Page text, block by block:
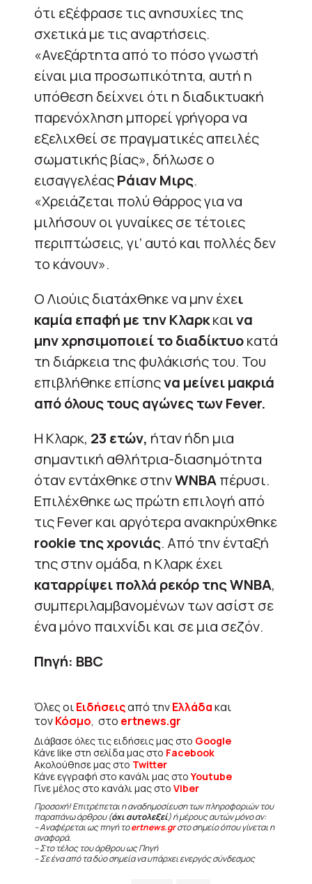
ότι εξέφρασε τις ανησυχίες της
σχετικά με τις αναρτήσεις.
«Ανεξάρτητα από το πόσο γνωστή
είναι μια προσωπικότητα, αυτή η
υπόθεση δείχνει ότι η διαδικτυακή
παρενόχληση μπορεί γρήγορα να
εξελιχθεί σε πραγματικές απειλές
σωματικής βίας», δήλωσε ο
εισαγγελέαςΡάιαν Μιρς.
«Χρειάζεται πολύ θάρρος για να
μιλήσουν οι γυναίκες σε τέτοιες
περιπτώσεις, γι’ αυτό και πολλές δεν
το κάνουν».
Ο Λιούις διατάχθηκε να μην έχει
καμία επαφή με την Κλαρκκαι να
μην χρησιμοποιεί το διαδίκτυοκατά
τη διάρκεια της φυλάκισής του. Του
επιβλήθηκε επίσηςνα μείνει μακριά
από όλους τους αγώνες των Fever.
Η Κλαρκ, 23 ετών, ήταν ήδη μια
σημαντική αθλήτρια-διασημότητα
όταν εντάχθηκε στηνWNBAπέρυσι.
Επιλέχθηκε ως πρώτη επιλογή από
τις Fever και αργότερα ανακηρύχθηκε
rookie της χρονιάς. Από την ένταξή
της στην ομάδα, η Κλαρκ έχει
καταρρίψει πολλά ρεκόρ της WNBA,
συμπεριλαμβανομένων των ασίστ σε
ένα μόνο παιχνίδι και σε μια σεζόν.
Πηγή: BBC
Όλες οιΕιδήσειςαπό τηνΕλλάδακαι
τονΚόσμο, στο ertnews.gr
Διάβασε όλες τις ειδήσεις μας στο Google
Κάνε like στη σελίδα μας στο Facebook
Ακολούθησε μας στο Twitter
Κάνε εγγραφή στο κανάλι μας στοYoutube
Γίνε μέλος στο κανάλι μας στο Viber
Προσοχή! Επιτρέπεται η αναδημοσίευση των πληροφοριών του
παραπάνω άρθρου (όχι αυτολεξεί) ή μέρους αυτών μόνο αν:
– Αναφέρεται ως πηγή τοertnews.grστο σημείο όπου γίνεται η
αναφορά.
– Στο τέλος του άρθρου ως Πηγή
– Σε ένα από τα δύο σημεία να υπάρχει ενεργός σύνδεσμος